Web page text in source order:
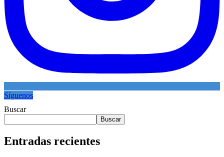
Síguenos
Buscar
Buscar
Entradas recientes